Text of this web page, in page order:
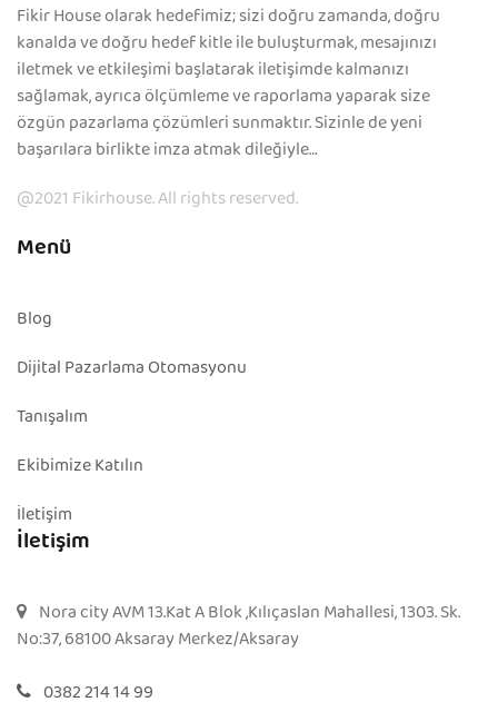
Fikir House olarak hedefimiz; sizi doğru zamanda, doğru
kanalda ve doğru hedef kitle ile buluşturmak, mesajınızı
iletmek ve etkileşimi başlatarak iletişimde kalmanızı
sağlamak, ayrıca ölçümleme ve raporlama yaparak size
özgün pazarlama çözümleri sunmaktır. Sizinle de yeni
başarılara birlikte imza atmak dileğiyle…
@2021 Fikirhouse. All rights reserved.
Menü
Blog
Dijital Pazarlama Otomasyonu
Tanışalım
Ekibimize Katılın
İletişim
İletişim
Nora city AVM 13.Kat A Blok ,Kılıçaslan Mahallesi, 1303. Sk.
No:37, 68100 Aksaray Merkez/Aksaray
0382 214 14 99